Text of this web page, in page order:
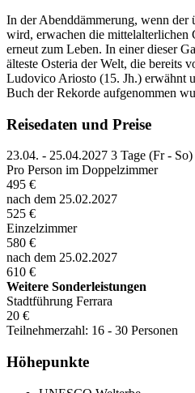
In der Abenddämmerung, wenn
wird, erwachen die mittelalterlichen
erneut zum Leben. In einer dieser
älteste Osteria der Welt, die bereits
Ludovico Ariosto (15. Jh.) erwähnt
Buch der Rekorde aufgenommen
Reisedaten und Preise
23.04. - 25.04.2027 3 Tage (Fr - So)
Pro Person im Doppelzimmer
495 €
nach dem 25.02.2027
525 €
Einzelzimmer
580 €
nach dem 25.02.2027
610 €
Weitere Sonderleistungen
Stadtführung Ferrara
20 €
Teilnehmerzahl: 16 - 30 Personen
Höhepunkte